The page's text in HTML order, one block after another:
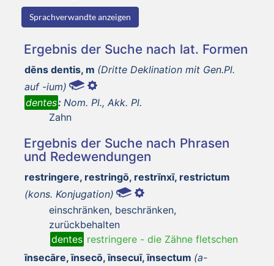
Sprachverwandte anzeigen
Ergebnis der Suche nach lat. Formen
dēns dentis, m (Dritte Deklination mit Gen.Pl.
auf -ium)
dentes: Nom. Pl., Akk. Pl.
Zahn
Ergebnis der Suche nach Phrasen
und Redewendungen
restringere, restringō, restrīnxī, restrictum
(kons. Konjugation)
einschränken, beschränken,
zurückbehalten
dentes restringere - die Zähne fletschen
īnsecāre, īnsecō, īnsecuī, īnsectum (a-